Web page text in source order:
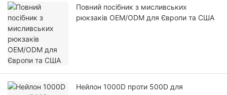
Повний посібник з мисливських
рюкзаків OEM/ODM для Європи та США
Нейлон 1000D проти 500D для